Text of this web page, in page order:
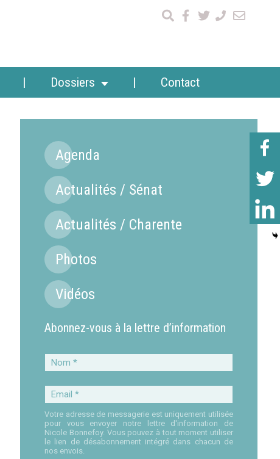
Dossiers Contact
Agenda
Actualités / Sénat
Actualités / Charente
Photos
Vidéos
Abonnez-vous à la lettre d’information
Nom
*
Email
*
Votre adresse de messagerie est uniquement utilisée
pour vous envoyer notre lettre d'information de
Nicole Bonnefoy. Vous pouvez à tout moment utiliser
le lien de désabonnement intégré dans chacun de
nos envois.